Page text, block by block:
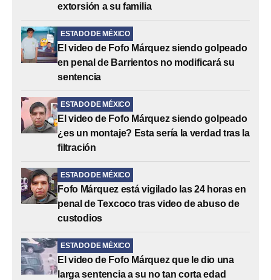
extorsión a su familia
ESTADO DE MÉXICO
El video de Fofo Márquez siendo golpeado
en penal de Barrientos no modificará su
sentencia
ESTADO DE MÉXICO
El video de Fofo Márquez siendo golpeado
¿es un montaje? Esta sería la verdad tras la
filtración
ESTADO DE MÉXICO
Fofo Márquez está vigilado las 24 horas en
penal de Texcoco tras video de abuso de
custodios
ESTADO DE MÉXICO
El video de Fofo Márquez que le dio una
larga sentencia a su no tan corta edad